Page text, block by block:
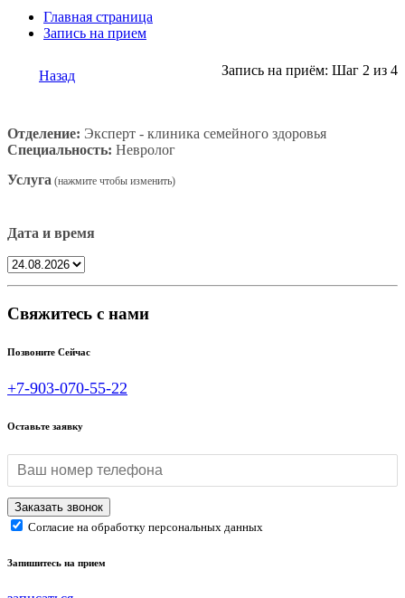
Главная страница
Запись на прием
Назад Запись на приём: Шаг 2 из 4
Отделение: Эксперт - клиника семейного здоровья
Специальность: Невролог
Услуга
Дата и время
Свяжитесь с нами
Позвоните Сейчас
+7-903-070-55-22
Оставьте заявку
Согласие на обработку персональных данных
Запишитесь на прием